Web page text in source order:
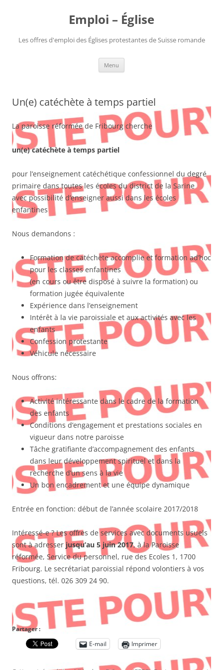
Emploi – Église
Les offres d'emploi des Églises protestantes de Suisse romande
Menu
Un(e) catéchète à temps partiel
La paroisse réformée de Fribourg cherche
un(e) catéchète à temps partiel
pour l’enseignement catéchétique confessionnel du degré
primaire dans toutes les écoles du district de la Sarine
avec possibilité d’enseigner aussi dans les écoles
enfantines
Nous demandons :
Formation de catéchète accomplie et formation ad’hoc
pour les classes enfantines
(en cours ou être disposé à suivre la formation) ou
formation jugée équivalente
Expérience dans l’enseignement
Intérêt à la vie paroissiale et aux activités avec les
enfants
Confession protestante
Véhicule nécessaire
Nous offrons:
Activité intéressante dans le cadre de la formation
des enfants
Conditions d’engagement et prestations sociales en
vigueur dans notre paroisse
Tâche gratifiante d’accompagnement des enfants
dans leur développement spirituel et dans la
recherche d’un sens à la vie
Un bon encadrement et une équipe dynamique
Entrée en fonction: début de l’année scolaire 2017/2018
Intéressé-e ? Les offres de services avec documents usuels
sont à adresserjusqu’au 5 juin 2017, à la Paroisse
réformée, Service du personnel, rue des Ecoles 1, 1700
Fribourg. Le secrétariat paroissial répond volontiers à vos
questions, tél. 026 309 24 90.
Partager :
E-mail
Imprimer